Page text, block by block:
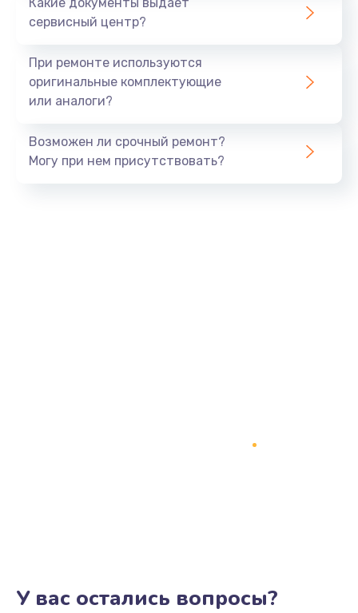
сервисный центр?
При ремонте используются
оригинальные комплектующие
или аналоги?
Возможен ли срочный ремонт?
Могу при нем присутствовать?
У вас остались вопросы?